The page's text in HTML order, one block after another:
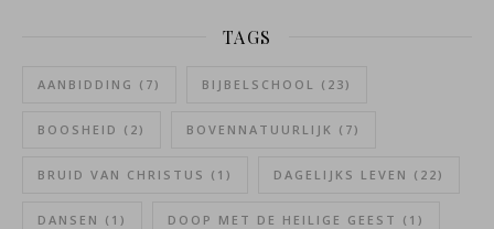
TAGS
AANBIDDING (7) BIJBELSCHOOL (23)
BOOSHEID (2) BOVENNATUURLIJK (7)
BRUID VAN CHRISTUS (1) DAGELIJKS LEVEN (22)
DANSEN (1) DOOP MET DE HEILIGE GEEST (1)